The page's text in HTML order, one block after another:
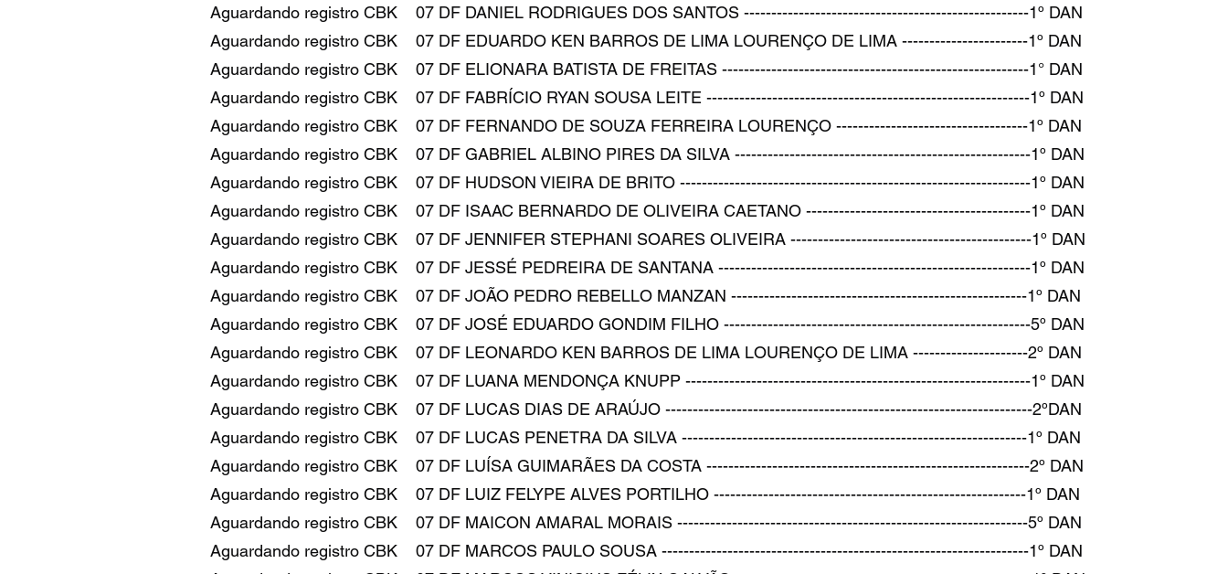
Aguardando registro CBK 07 DF DANIEL RODRIGUES DOS SANTOS ----------------------------------------------------1º DAN
Aguardando registro CBK 07 DF EDUARDO KEN BARROS DE LIMA LOURENÇO DE LIMA -----------------------1º DAN
Aguardando registro CBK 07 DF ELIONARA BATISTA DE FREITAS --------------------------------------------------------1° DAN
Aguardando registro CBK 07 DF FABRÍCIO RYAN SOUSA LEITE -----------------------------------------------------------1º DAN
Aguardando registro CBK 07 DF FERNANDO DE SOUZA FERREIRA LOURENÇO -----------------------------------1º DAN
Aguardando registro CBK 07 DF GABRIEL ALBINO PIRES DA SILVA ------------------------------------------------------1º DAN
Aguardando registro CBK 07 DF HUDSON VIEIRA DE BRITO ----------------------------------------------------------------1º DAN
Aguardando registro CBK 07 DF ISAAC BERNARDO DE OLIVEIRA CAETANO -----------------------------------------1º DAN
Aguardando registro CBK 07 DF JENNIFER STEPHANI SOARES OLIVEIRA --------------------------------------------1º DAN
Aguardando registro CBK 07 DF JESSÉ PEDREIRA DE SANTANA ---------------------------------------------------------1º DAN
Aguardando registro CBK 07 DF JOÃO PEDRO REBELLO MANZAN ------------------------------------------------------1º DAN
Aguardando registro CBK 07 DF JOSÉ EDUARDO GONDIM FILHO --------------------------------------------------------5º DAN
Aguardando registro CBK 07 DF LEONARDO KEN BARROS DE LIMA LOURENÇO DE LIMA ---------------------2º DAN
Aguardando registro CBK 07 DF LUANA MENDONÇA KNUPP ---------------------------------------------------------------1º DAN
Aguardando registro CBK 07 DF LUCAS DIAS DE ARAÚJO -------------------------------------------------------------------2ºDAN
Aguardando registro CBK 07 DF LUCAS PENETRA DA SILVA ---------------------------------------------------------------1º DAN
Aguardando registro CBK 07 DF LUÍSA GUIMARÃES DA COSTA -----------------------------------------------------------2º DAN
Aguardando registro CBK 07 DF LUIZ FELYPE ALVES PORTILHO ---------------------------------------------------------1º DAN
Aguardando registro CBK 07 DF MAICON AMARAL MORAIS ----------------------------------------------------------------5º DAN
Aguardando registro CBK 07 DF MARCOS PAULO SOUSA -------------------------------------------------------------------1º DAN